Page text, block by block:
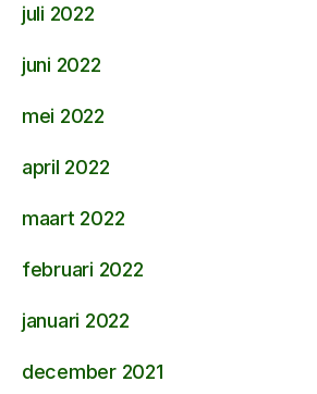
juli 2022
juni 2022
mei 2022
april 2022
maart 2022
februari 2022
januari 2022
december 2021